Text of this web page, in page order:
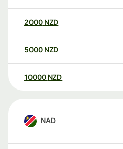
2000 NZD
5000 NZD
10000 NZD
NAD